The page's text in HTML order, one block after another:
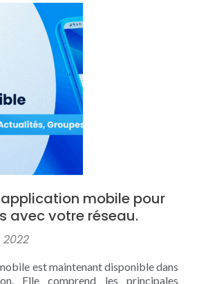
application mobile pour
avec votre réseau.
est maintenant disponible dans
Elle comprend les principales